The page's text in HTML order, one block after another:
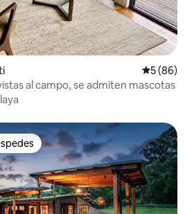
5 (86)
al campo, se admiten mascotas
más destacados